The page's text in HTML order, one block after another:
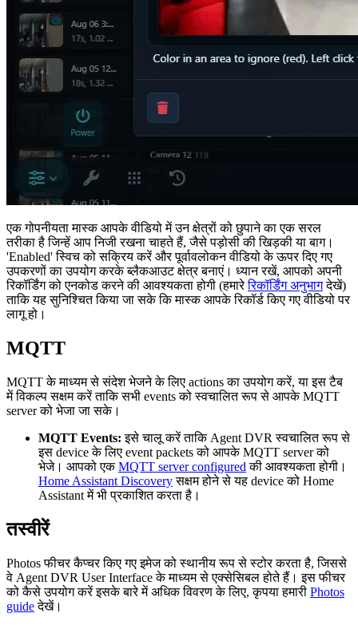
एक गोपनीयता मास्क आपके वीडियो में उन क्षेत्रों को छुपाने का एक सरल
तरीका है जिन्हें आप निजी रखना चाहते हैं, जैसे पड़ोसी की खिड़की या बाग।
'Enabled' स्विच को सक्रिय करें और पूर्वावलोकन वीडियो के ऊपर दिए गए
उपकरणों का उपयोग करके ब्लैकआउट क्षेत्र बनाएं। ध्यान रखें, आपको अपनी
रिकॉर्डिंग को एनकोड करने की आवश्यकता होगी (हमारेरिकॉर्डिंग अनुभागदेखें)
ताकि यह सुनिश्चित किया जा सके कि मास्क आपके रिकॉर्ड किए गए वीडियो पर
लागू हो।
MQTT
MQTT के माध्यम से संदेश भेजने के लिए actions का उपयोग करें, या इस टैब
में विकल्प सक्षम करें ताकि सभी events को स्वचालित रूप से आपके MQTT
server को भेजा जा सके।
MQTT Events: इसे चालू करें ताकि Agent DVR स्वचालित रूप से
इस device के लिए event packets को आपके MQTT server को
भेजे। आपको एकMQTT server configured की आवश्यकता होगी।
Home Assistant Discoveryसक्षम होने से यह device को Home
Assistant में भी प्रकाशित करता है।
तस्वीरें
Photos फीचर कैप्चर किए गए इमेज को स्थानीय रूप से स्टोर करता है, जिससे
वे Agent DVR User Interface के माध्यम से एक्सेसिबल होते हैं। इस फीचर
को कैसे उपयोग करें इसके बारे में अधिक विवरण के लिए, कृपया हमारी Photos
guideदेखें।